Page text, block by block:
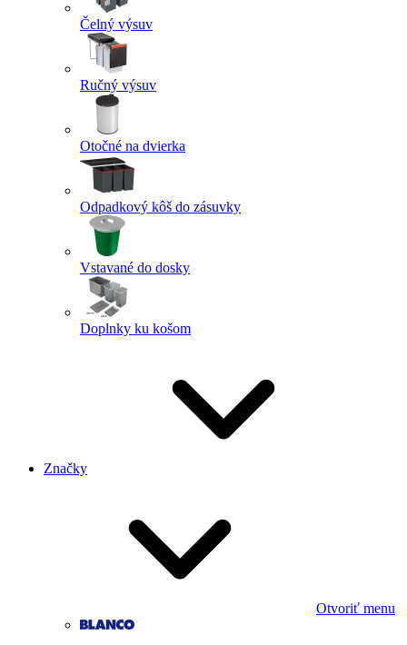
Čelný výsuv
Ručný výsuv
Otočné na dvierka
Odpadkový kôš do zásuvky
Vstavané do dosky
Doplnky ku košom
Značky
Otvoriť menu